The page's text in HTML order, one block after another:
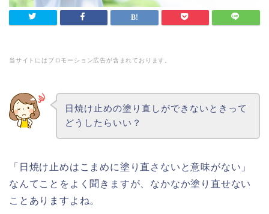
当サイトにはプロモーション広告が含まれております。
日焼け止めの塗り直しができないときって
どうしたらいい？
「日焼け止めはこまめに塗り直さないと意味がない」
なんてことをよく聞きますが、なかなか塗り直せない
ことありますよね。